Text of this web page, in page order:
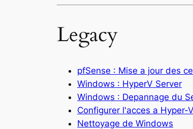
Legacy
pfSense : Mise a jour des
Windows : HyperV Server
Windows : Depannage du
Configurer l'acces a Hyper-
Nettoyage de Windows